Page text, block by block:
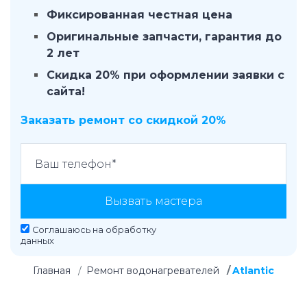
Фиксированная честная цена
Оригинальные запчасти, гарантия до
2 лет
Скидка 20% при оформлении заявки с
сайта!
Заказать ремонт со скидкой 20%
Вызвать мастера
Соглашаюсь на обработку
данных
Главная Ремонт водонагревателей Atlantic